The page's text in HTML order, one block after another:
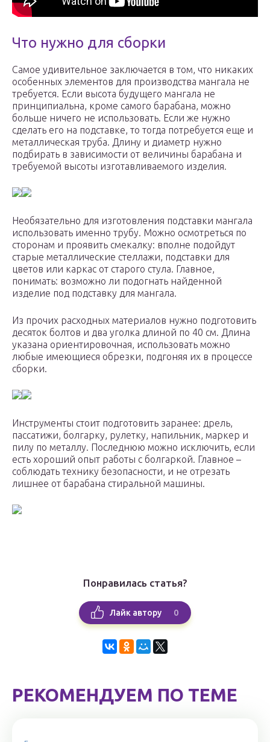
Что нужно для сборки
Самое удивительное заключается в том, что никаких
особенных элементов для производства мангала не
требуется. Если высота будущего мангала не
принципиальна, кроме самого барабана, можно
больше ничего не использовать. Если же нужно
сделать его на подставке, то тогда потребуется еще и
металлическая труба. Длину и диаметр нужно
подбирать в зависимости от величины барабана и
требуемой высоты изготавливаемого изделия.
Необязательно для изготовления подставки мангала
использовать именно трубу. Можно осмотреться по
сторонам и проявить смекалку: вполне подойдут
старые металлические стеллажи, подставки для
цветов или каркас от старого стула. Главное,
понимать: возможно ли подогнать найденной
изделие под подставку для мангала.
Из прочих расходных материалов нужно подготовить
десяток болтов и два уголка длиной по 40 см. Длина
указана ориентировочная, использовать можно
любые имеющиеся обрезки, подгоняя их в процессе
сборки.
Инструменты стоит подготовить заранее: дрель,
пассатижи, болгарку, рулетку, напильник, маркер и
пилу по металлу. Последнюю можно исключить, если
есть хороший опыт работы с болгаркой. Главное –
соблюдать технику безопасности, и не отрезать
лишнее от барабана стиральной машины.
Понравилась статья?
Лайк автору 0
РЕКОМЕНДУЕМ ПО ТЕМЕ